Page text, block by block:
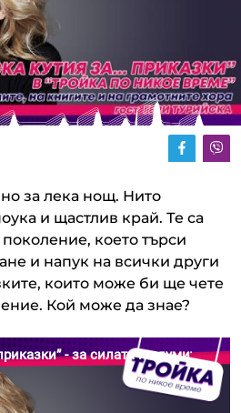
за лека нощ. Нито
и щастлив край. Те са
което търси
и напук на всички други
които може би ще чете
Кой може да знае?